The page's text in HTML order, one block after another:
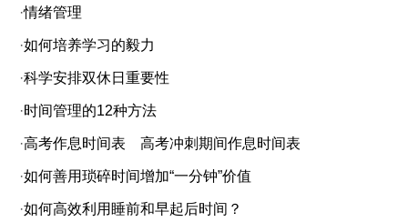
·情绪管理
·如何培养学习的毅力
·科学安排双休日重要性
·时间管理的12种方法
·高考作息时间表 高考冲刺期间作息时间表
·如何善用琐碎时间增加“一分钟”价值
·如何高效利用睡前和早起后时间？